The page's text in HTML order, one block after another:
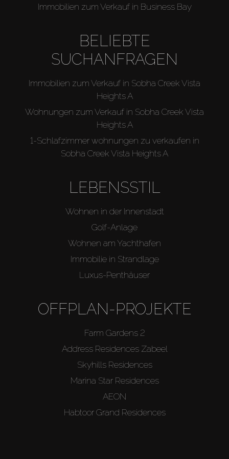
Immobilien zum Verkauf in Business Bay
BELIEBTE
SUCHANFRAGEN
Immobilien zum Verkauf in Sobha Creek Vista
Heights A
Wohnungen zum Verkauf in Sobha Creek Vista
Heights A
1-Schlafzimmer wohnungen zu verkaufen in
Sobha Creek Vista Heights A
LEBENSSTIL
Wohnen in der Innenstadt
Golf-Anlage
Wohnen am Yachthafen
Immobilie in Strandlage
Luxus-Penthäuser
OFFPLAN-PROJEKTE
Farm Gardens 2
Address Residences Zabeel
Skyhills Residences
Marina Star Residences
AEON
Habtoor Grand Residences